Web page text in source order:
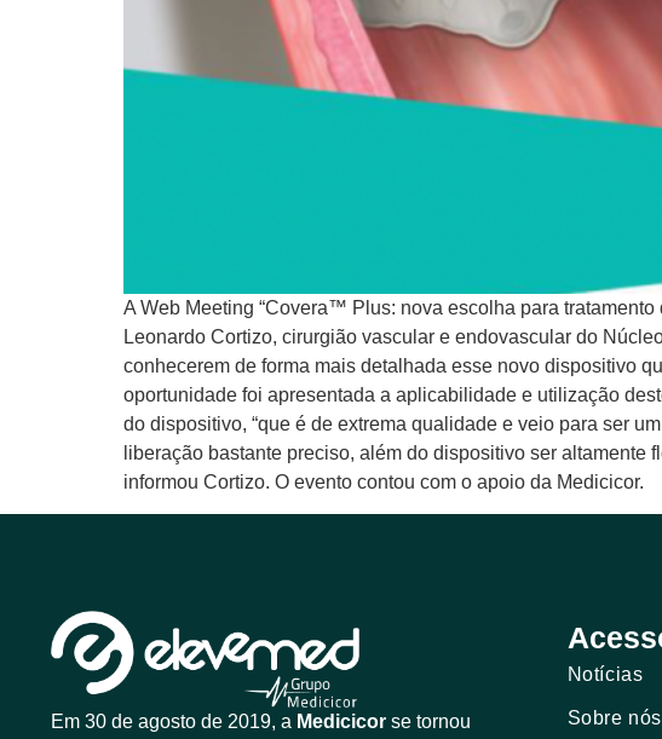
A Web Meeting “Covera™ Plus: nova escolha para
Leonardo Cortizo, cirurgião vascular e endovascular do
conhecerem de forma mais detalhada esse novo dispositivo
oportunidade foi apresentada a aplicabilidade e utilização
do dispositivo, “que é de extrema qualidade e veio para ser
liberação bastante preciso, além do dispositivo ser
informou Cortizo. O evento contou com o apoio da Medicicor.
Em 30 de agosto de 2019, a Medicicor se tornou
Notícias
Sobre nós